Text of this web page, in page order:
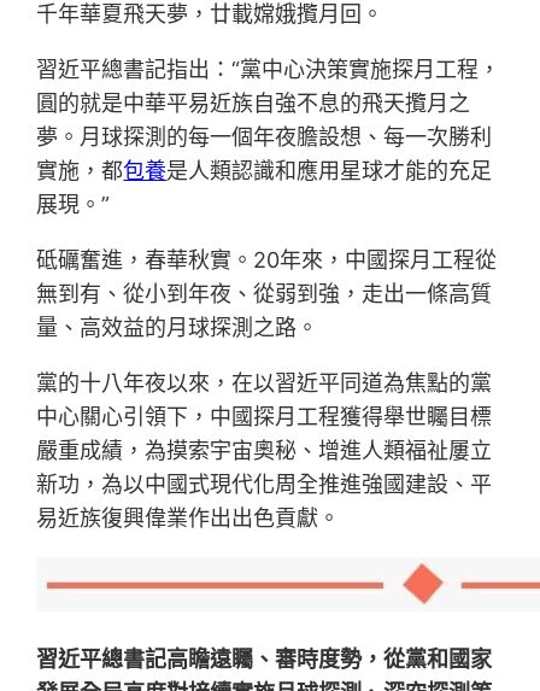
千年華夏飛天夢，廿載嫦娥攬月回。
習近平總書記指出：“黨中心決策實施探月工程，
圓的就是中華平易近族自強不息的飛天攬月之
夢。月球探測的每一個年夜膽設想、每一次勝利
實施，都包養是人類認識和應用星球才能的充足
展現。”
砥礪奮進，春華秋實。20年來，中國探月工程從
無到有、從小到年夜、從弱到強，走出一條高質
量、高效益的月球探測之路。
黨的十八年夜以來，在以習近平同道為焦點的黨
中心關心引領下，中國探月工程獲得舉世矚目標
嚴重成績，為摸索宇宙奧秘、增進人類福祉屢立
新功，為以中國式現代化周全推進強國建設、平
易近族復興偉業作出出色貢獻。
習近平總書記高瞻遠矚、審時度勢，從黨和國家